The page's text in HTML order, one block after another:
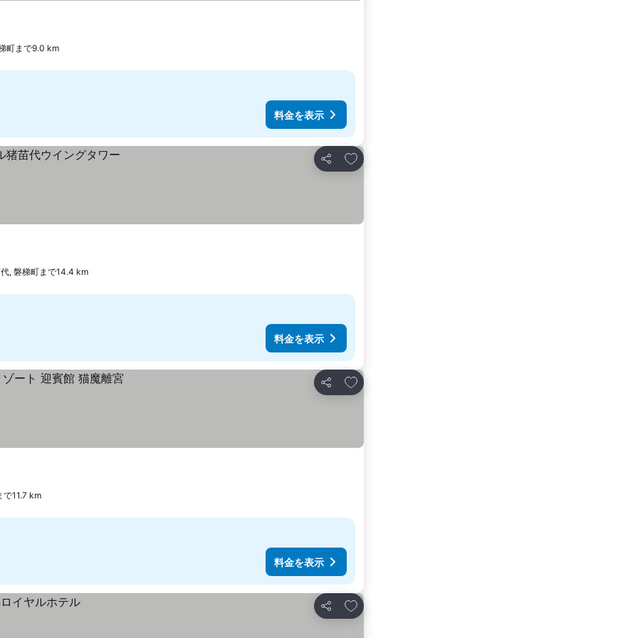
町まで9.0 km
料金を表示
シェア
お気に入りに追加
, 磐梯町まで14.4 km
料金を表示
シェア
お気に入りに追加
で11.7 km
料金を表示
シェア
お気に入りに追加